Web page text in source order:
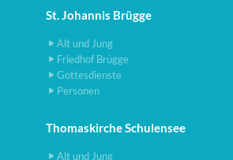
St. Johannis Brügge
Alt und Jung
Friedhof Brügge
Gottesdienste
Personen
Thomaskirche Schulensee
Alt und Jung